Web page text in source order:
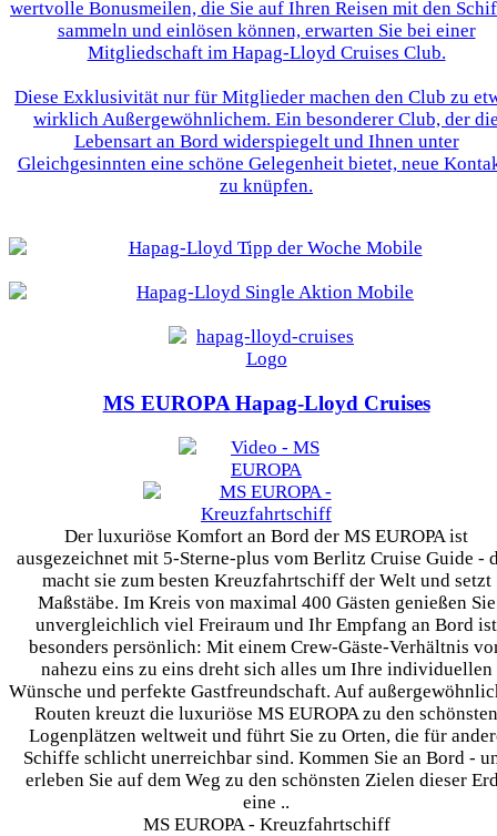
wertvolle Bonusmeilen, die Sie auf Ihren Reisen mit den
sammeln und einlösen können, erwarten Sie bei einer
Mitgliedschaft im Hapag-Lloyd Cruises Club.
Diese Exklusivität nur für Mitglieder machen den Club zu
wirklich Außergewöhnlichem. Ein besonderer Club, der
Lebensart an Bord widerspiegelt und Ihnen unter
Gleichgesinnten eine schöne Gelegenheit bietet, neue
zu knüpfen.
MS EUROPAHapag-Lloyd Cruises
Der luxuriöse Komfort an Bord der MS EUROPA ist
ausgezeichnet mit 5-Sterne-plus vom Berlitz Cruise Guide -
macht sie zum besten Kreuzfahrtschiff der Welt und setzt
Maßstäbe. Im Kreis von maximal 400 Gästen genießen Sie
unvergleichlich viel Freiraum und Ihr Empfang an Bord ist
besonders persönlich: Mit einem Crew-Gäste-Verhältnis
nahezu eins zu eins dreht sich alles um Ihre individuellen
Wünsche und perfekte Gastfreundschaft. Auf
Routen kreuzt die luxuriöse MS EUROPA zu den schönsten
Logenplätzen weltweit und führt Sie zu Orten, die für
Schiffe schlicht unerreichbar sind. Kommen Sie an Bord -
erleben Sie auf dem Weg zu den schönsten Zielen dieser
eine ..
MS EUROPA - Kreuzfahrtschiff